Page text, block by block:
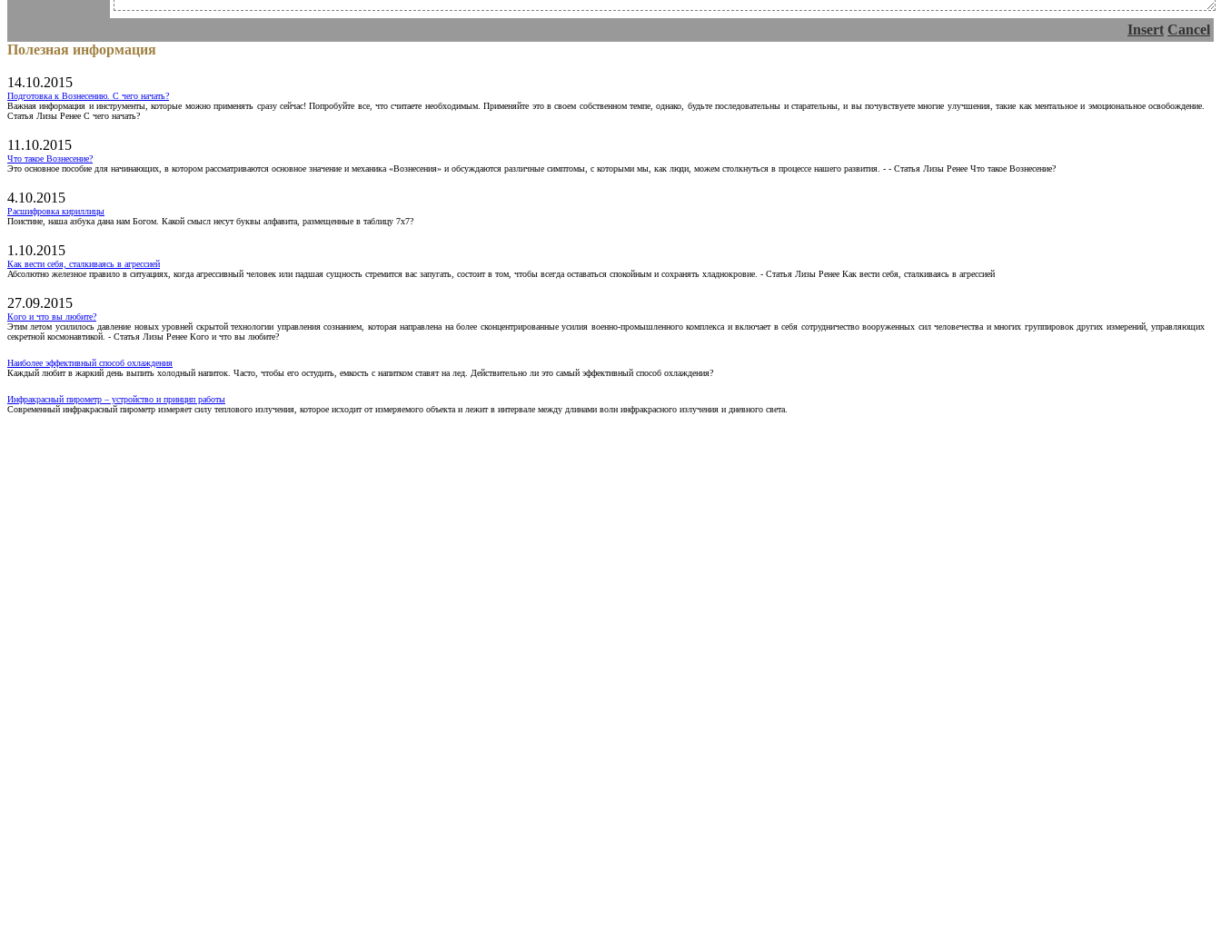
Insert Cancel
Полезная информация
14.10.2015
Подготовка к Вознесению. С чего начать?
Важная информация и инструменты, которые можно применять сразу сейчас! Попробуйте все, что считаете необходимым. Применяйте это в своем собственном темпе, однако, будьте последовательны и старательны, и вы почувствуете многие улучшения, такие как ментальное и эмоциональное освобождение.
Статья Лизы Ренее С чего начать?
11.10.2015
Что такое Вознесение?
Это основное пособие для начинающих, в котором рассматриваются основное значение и механика «Вознесения» и обсуждаются различные симптомы, с которыми мы, как люди, можем столкнуться в процессе нашего развития. - - Статья Лизы Ренее Что такое Вознесение?
4.10.2015
Расшифровка кириллицы
Поистине, наша азбука дана нам Богом. Какой смысл несут буквы алфавита, размещенные в таблицу 7х7?
1.10.2015
Как вести себя, сталкиваясь в агрессией
Абсолютно железное правило в ситуациях, когда агрессивный человек или падшая сущность стремится вас запугать, состоит в том, чтобы всегда оставаться спокойным и сохранять хладнокровие. - Статья Лизы Ренее Как вести себя, сталкиваясь в агрессией
27.09.2015
Кого и что вы любите?
Этим летом усилилось давление новых уровней скрытой технологии управления сознанием, которая направлена на более сконцентрированные усилия военно-промышленного комплекса и включает в себя сотрудничество вооруженных сил человечества и многих группировок других измерений, управляющих
секретной космонавтикой. - Статья Лизы Ренее Кого и что вы любите?
Наиболее эффективный способ охлаждения
Каждый любит в жаркий день выпить холодный напиток. Часто, чтобы его остудить, емкость с напитком ставят на лед. Действительно ли это самый эффективный способ охлаждения?
Инфракрасный пирометр – устройство и принцип работы
Современный инфракрасный пирометр измеряет силу теплового излучения, которое исходит от измеряемого объекта и лежит в интервале между длинами волн инфракрасного излучения и дневного света.